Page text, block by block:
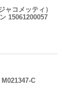
コメッティ）
15061200057
M021347-C